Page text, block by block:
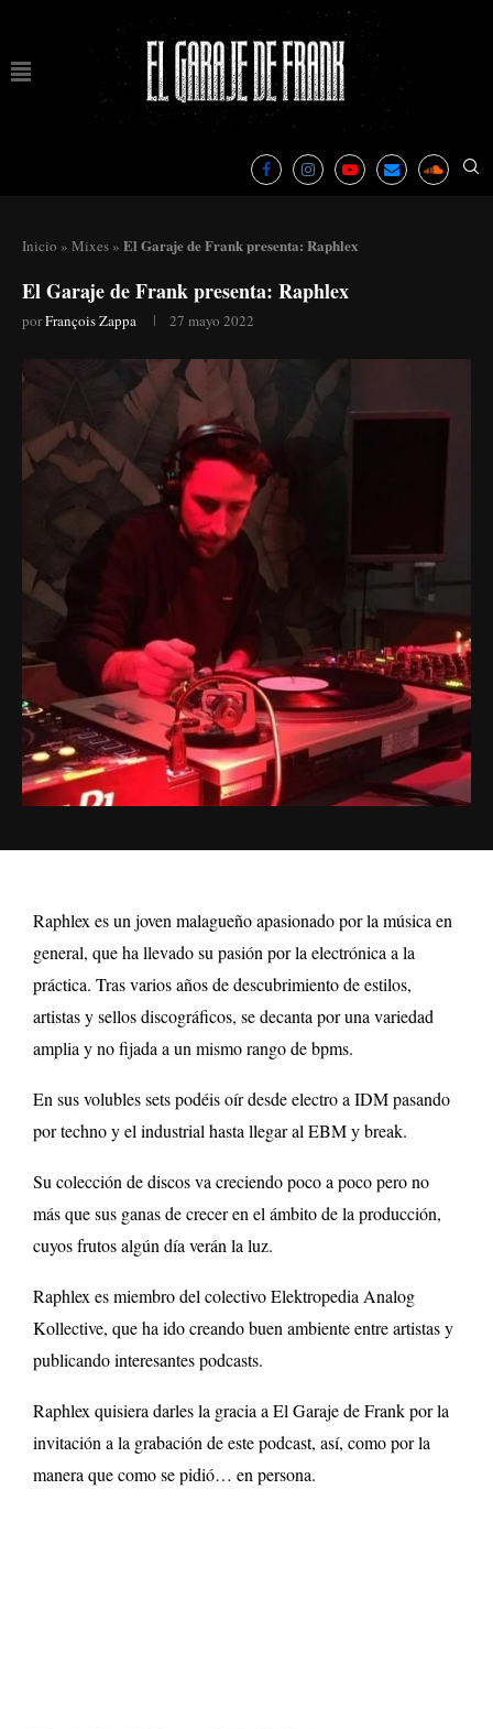
Inicio » Mixes » El Garaje de Frank presenta: Raphlex
El Garaje de Frank presenta: Raphlex
porFrançois Zappa 27 mayo 2022
Raphlex es un joven malagueño apasionado por la música en
general, que ha llevado su pasión por la electrónica a la
práctica. Tras varios años de descubrimiento de estilos,
artistas y sellos discográficos, se decanta por una variedad
amplia y no fijada a un mismo rango de bpms.
En sus volubles sets podéis oír desde electro a IDM pasando
por techno y el industrial hasta llegar al EBM y break.
Su colección de discos va creciendo poco a poco pero no
más que sus ganas de crecer en el ámbito de la producción,
cuyos frutos algún día verán la luz.
Raphlex es miembro del colectivo Elektropedia Analog
Kollective, que ha ido creando buen ambiente entre artistas y
publicando interesantes podcasts.
Raphlex quisiera darles la gracia a El Garaje de Frank por la
invitación a la grabación de este podcast, así, como por la
manera que como se pidió… en persona.